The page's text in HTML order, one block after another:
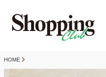
HOME